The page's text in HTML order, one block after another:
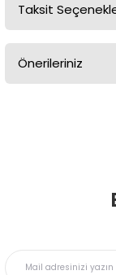
Taksit
Önerileriniz
Görüş ve
Ürün resmi
Ürün bilgilerinde